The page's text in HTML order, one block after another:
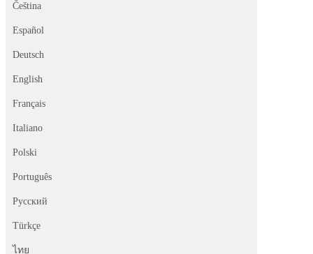
Čeština
Español
Deutsch
English
Français
Italiano
Polski
Português
Русский
Türkçe
ไทย